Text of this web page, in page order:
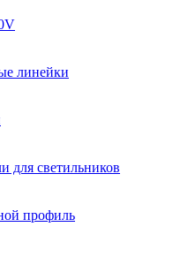
линейки
для светильников
профиль